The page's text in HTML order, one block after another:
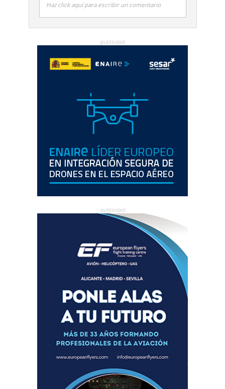
Haz click aquí para escribir un comentario